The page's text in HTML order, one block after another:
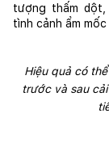
tượng thấm
tình cảnh ẩm mốc
Hiệu quả có
trước và sau